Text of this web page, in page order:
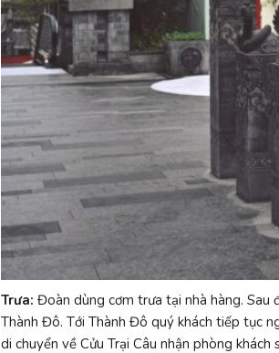
Trưa: Đoàn dùng cơm trưa tại nhà hàng. Sau
Thành Đô. Tới Thành Đô quý khách tiếp tục
di chuyển về Cửu Trại Câu nhận phòng khách